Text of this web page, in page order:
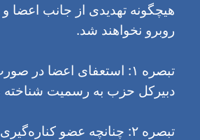
هیچگونه تهدیدى از جانب اعضا
روبرو نخواهند شد.
تبصره ۱: استعفای اعضا در
دبیرکل حزب به رسمیت
تبصره ۲: چنانچه عضو